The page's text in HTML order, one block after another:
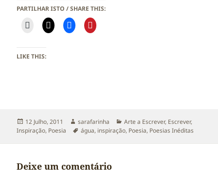
PARTILHAR ISTO / SHARE THIS:
LIKE THIS:
Publicado
a
12 Julho, 2011 Autor
sarafarinha Categorias
Arte a Escrever, Escrever,
Inspiração, Poesia Etiquetas
água, inspiração, Poesia, Poesias Inéditas
Deixe um comentário